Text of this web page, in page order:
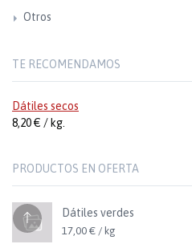
Otros
TE RECOMENDAMOS
Dátiles secos
8,20 € / kg.
PRODUCTOS EN OFERTA
Dátiles verdes
17,00 € / kg